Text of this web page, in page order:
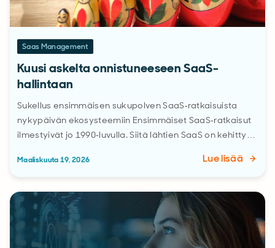
Saas Management
Kuusi askelta onnistuneeseen SaaS-
hallintaan
Sukellus ensimmäisen sukupolven SaaS‑ratkaisuista
nykypäivän ekosysteemiin Ensimmäiset SaaS‑ratkaisut
ilmestyivät jo 1990‑luvulla. Siitä lähtien SaaS on kehitty…
Maaliskuuta 19, 2026 Lue lisää